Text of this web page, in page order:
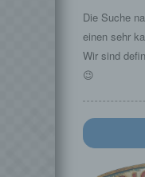
Die Suche
einen sehr
Wir sind
😉